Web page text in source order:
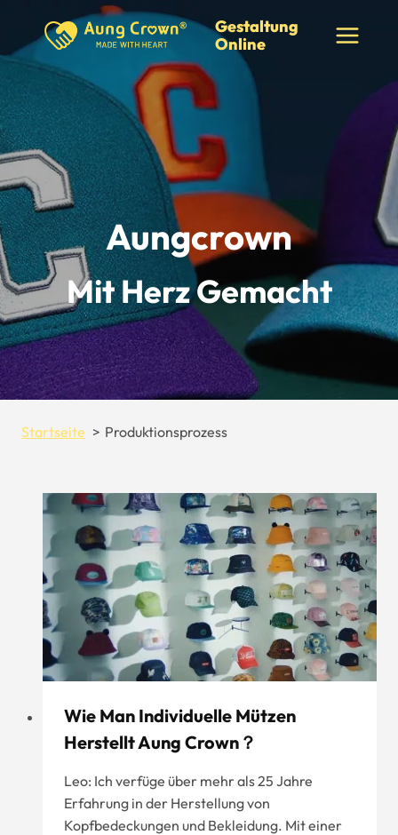
springen
Gestaltung
Online
Aungcrown
Mit Herz Gemacht
Startseite Produktionsprozess
Wie Man Individuelle Mützen
Herstellt Aung Crown？
Leo: Ich verfüge über mehr als 25 Jahre
Erfahrung in der Herstellung von
Kopfbedeckungen und Bekleidung. Mit einer